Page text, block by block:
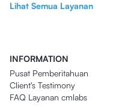
Lihat Semua Layanan
INFORMATION
Pusat Pemberitahuan
Client's Testimony
FAQ Layanan cmlabs